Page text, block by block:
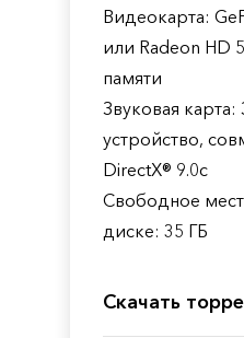
Видеокарта:
или Radeon HD
памяти
Звуковая карта:
устройство,
DirectX® 9.0с
Свободное
диске: 35 ГБ
Скачать